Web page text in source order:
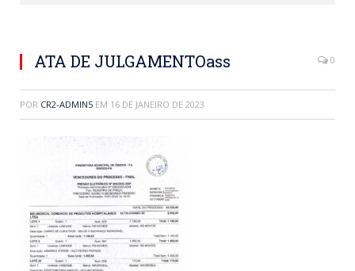
ATA DE JULGAMENTOass 0
POR CR2-ADMIN5 EM 16 DE JANEIRO DE 2023